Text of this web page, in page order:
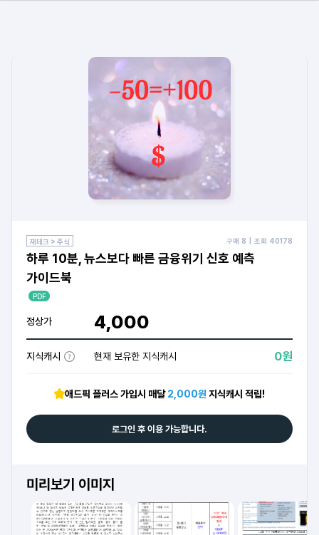
재테크 > 주식 구매 8 | 조회 40178
하루 10분, 뉴스보다 빠른 금융위기 신호 예측
가이드북
PDF
정상가 4,000
지식캐시 현재 보유한 지식캐시 0원
애드픽 플러스 가입시 매달2,000원 지식캐시 적립!
로그인 후 이용 가능합니다.
미리보기 이미지